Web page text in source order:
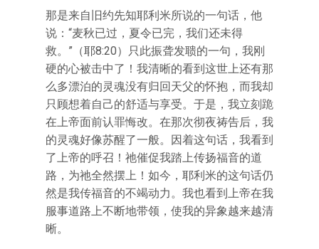
那是来自旧约先知耶利米所说的一句话，他
说：“麦秋已过，夏令已完，我们还未得
救。”（耶8:20）只此振聋发聩的一句，我刚
硬的心被击中了！我清晰的看到这世上还有那
么多漂泊的灵魂没有归回天父的怀抱，而我却
只顾想着自己的舒适与享受。于是，我立刻跪
在上帝面前认罪悔改。在那次彻夜祷告后，我
的灵魂好像苏醒了一般。因着这句话，我看到
了上帝的呼召！祂催促我踏上传扬福音的道
路，为祂全然摆上！如今，耶利米的这句话仍
然是我传福音的不竭动力。我也看到上帝在我
服事道路上不断地带领，使我的异象越来越清
晰。